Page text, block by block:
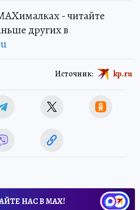
- читайте
других в
Источник: kp.ru
НАС В МАХ!